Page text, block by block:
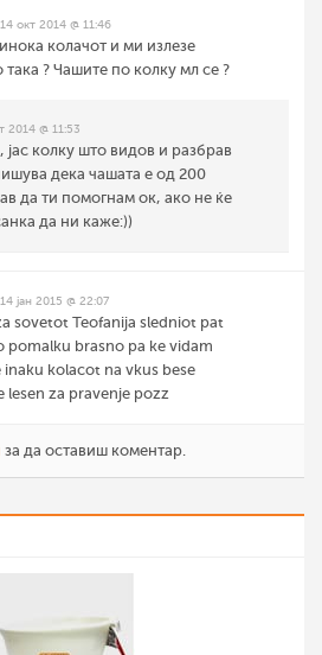
14 окт 2014 @ 11:46
колачот и ми излезе
така ? Чашите по колку мл се ?
2014 @ 11:53
јас колку што видов и разбрав
дека чашата е од 200
да ти помогнам ок, ако не ќе
да ни каже:))
14 јан 2015 @ 22:07
sovetot Teofanija sledniot pat
pomalku brasno pa ke vidam
inaku kolacot na vkus bese
lesen za pravenje pozz
за да оставиш коментар.